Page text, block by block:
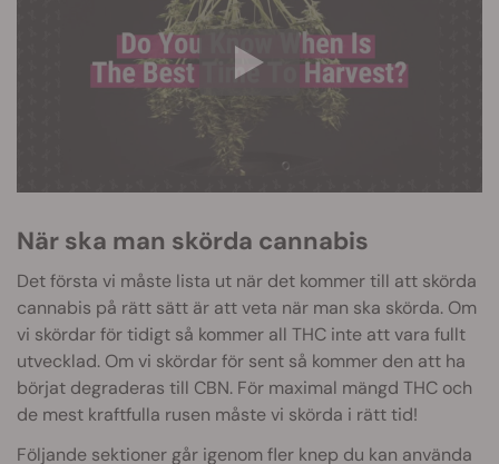
När ska man skörda cannabis
Det första vi måste lista ut när det kommer till att skörda
cannabis på rätt sätt är att veta när man ska skörda. Om
vi skördar för tidigt så kommer all THC inte att vara fullt
utvecklad. Om vi skördar för sent så kommer den att ha
börjat degraderas till CBN. För maximal mängd THC och
de mest kraftfulla rusen måste vi skörda i rätt tid!
Följande sektioner går igenom fler knep du kan använda